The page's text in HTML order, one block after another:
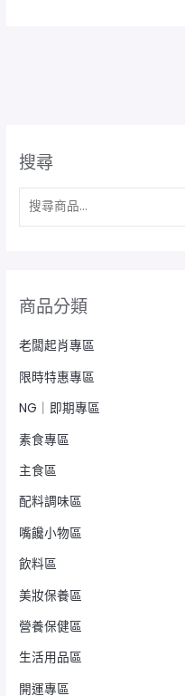
搜尋
商品分類
老闆起肖專區
限時特惠專區
NG｜即期專區
素食專區
主食區
配料調味區
嘴饞小物區
飲料區
美妝保養區
營養保健區
生活用品區
開運專區